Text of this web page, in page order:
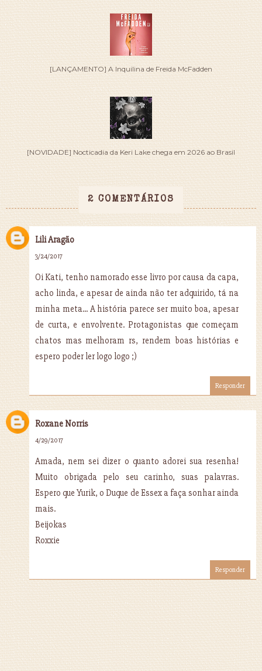
[LANÇAMENTO] A Inquilina de Freida McFadden
[NOVIDADE] Nocticadia da Keri Lake chega em 2026 ao Brasil
2 COMENTÁRIOS
Lili Aragão
3/24/2017
Oi Kati, tenho namorado esse livro por causa da capa,
acho linda, e apesar de ainda não ter adquirido, tá na
minha meta... A história parece ser muito boa, apesar
de curta, e envolvente. Protagonistas que começam
chatos mas melhoram rs, rendem boas histórias e
espero poder ler logo logo ;)
Responder
Roxane Norris
4/29/2017
Amada, nem sei dizer o quanto adorei sua resenha!
Muito obrigada pelo seu carinho, suas palavras.
Espero que Yurik, o Duque de Essex a faça sonhar ainda
mais.
Beijokas
Roxxie
Responder